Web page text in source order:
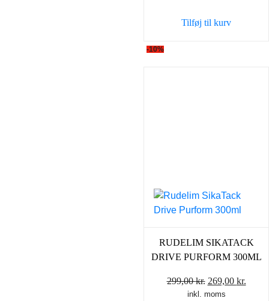
Tilføj til kurv
-10%
RUDELIM SIKATACK
DRIVE PURFORM 300ML
299,00kr. Den
oprindelige
269,00 kr.
inkl. moms